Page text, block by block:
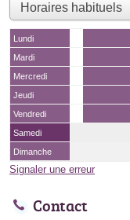
Lundi
Mardi
Mercredi
Jeudi
Vendredi
Samedi
Dimanche
Signaler une erreur
Contact